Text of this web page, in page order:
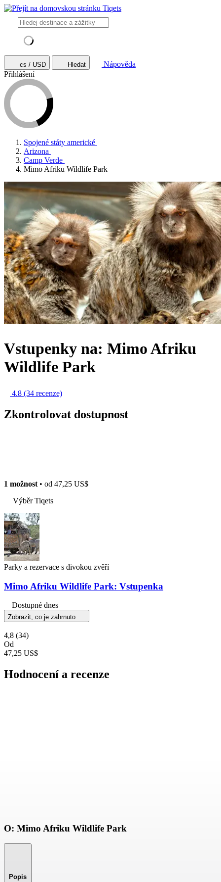
cs / USD Hledat
Nápověda
Přihlášení
Spojené státy americké
Arizona
Camp Verde
Mimo Afriku Wildlife Park
Vstupenky na: Mimo Afriku
Wildlife Park
4.8 (34 recenze)
Zkontrolovat dostupnost
1 možnost • od 47,25 US$
Výběr Tiqets
Parky a rezervace s divokou zvěří
Mimo Afriku Wildlife Park: Vstupenka
Dostupné dnes
Zobrazit, co je zahrnuto
4,8 (34)
Od
47,25 US$
Hodnocení a recenze
O: Mimo Afriku Wildlife Park
Popis